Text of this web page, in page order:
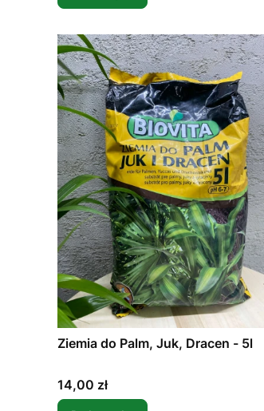
Ziemia do Palm, Juk, Dracen - 5l
Cena
14,00 zł